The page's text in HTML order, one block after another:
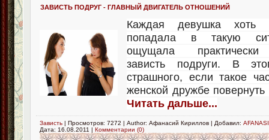
ЗАВИСТЬ ПОДРУГ - ГЛАВНЫЙ ДВИГАТЕЛЬ ОТНОШЕНИЙ
Каждая девушка
попадала в такую
ощущала практически
зависть подруги. В
страшного, если такое
женской дружбе повернуть
Читать дальше...
Зависть | Просмотров: 7272 | Author: Афанасий Кириллов | Добавил:
Дата: 16.08.2011 | Комментарии (0)